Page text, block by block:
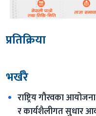
प्रतिक्रिया
भर्खरै
राष्ट्रिय गौरवका
र कार्यशैलीगत सुधार